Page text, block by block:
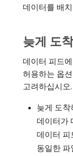
데이터를 배
늦게 도
데이터 피드
허용하는 옵
고려하십시오.
늦게 도
데이터가
데이터 피
동일한